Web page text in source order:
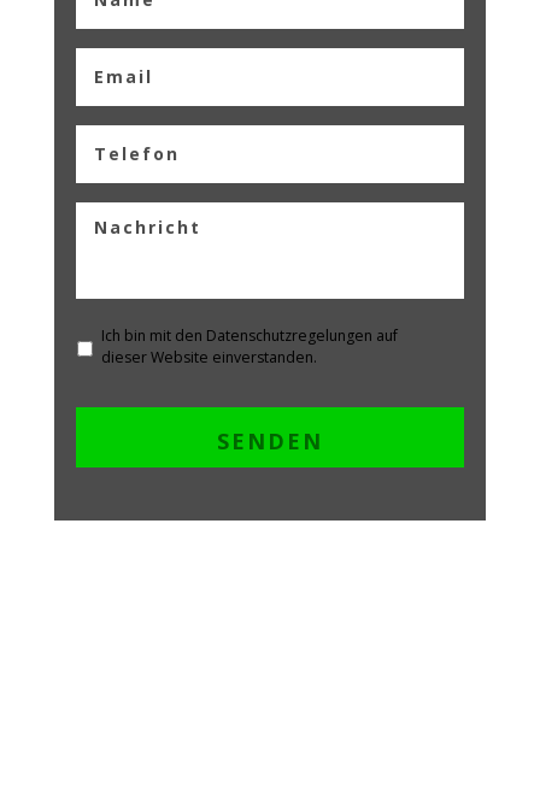
Ich bin mit den Datenschutzregelungen auf
dieser Website einverstanden.